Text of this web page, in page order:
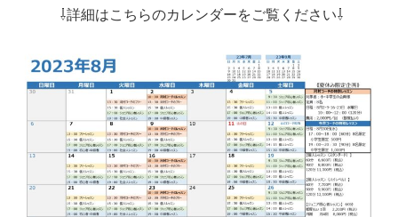
⇩詳細はこちらのカレンダーをご覧ください⇩